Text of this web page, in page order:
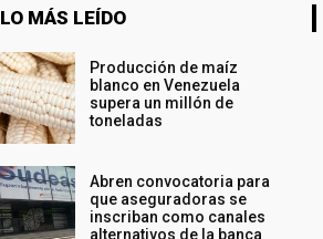
LO MÁS LEÍDO
Producción de maíz
blanco en Venezuela
supera un millón de
toneladas
Abren convocatoria para
que aseguradoras se
inscriban como canales
alternativos de la banca